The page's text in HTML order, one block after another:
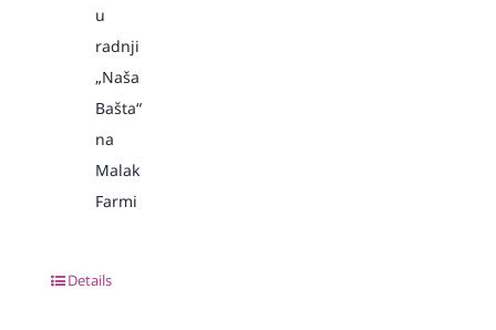
u
radnji
„Naša
Bašta“
na
Malak
Farmi
Details